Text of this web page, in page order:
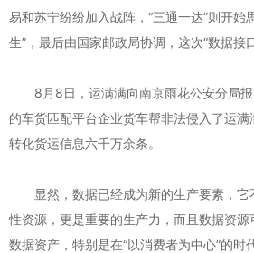
易和苏宁纷纷加入战阵，“三通一达”则开始
生”，最后由国家邮政局协调，这次“数据接
8月8日，运满满向南京雨花公安分局报
的车货匹配平台企业货车帮非法侵入了运
转化货运信息六千万余条。
显然，数据已经成为新的生产要素，它
性资源，更是重要的生产力，而且数据资源
数据资产，特别是在“以消费者为中心”的时